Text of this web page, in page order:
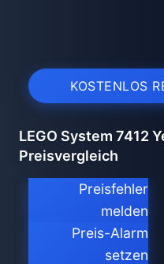
KOSTENLOS
LEGO System 7412
Preisvergleich
Preisfehler
melden
Preis-Alarm
setzen